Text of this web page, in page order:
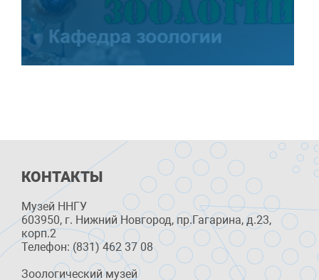
КОНТАКТЫ
Музей ННГУ
603950, г. Нижний Новгород, пр.Гагарина, д.23,
корп.2
Телефон: (831) 462 37 08
Зоологический музей